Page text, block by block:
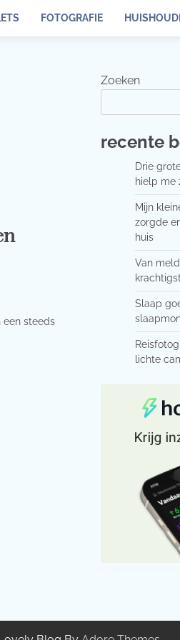
FOTOGRAFIE
een steeds
Zoeken
recente
Drie
hielp me
Mijn
zorgde
huis
Van
Slaap
lichte